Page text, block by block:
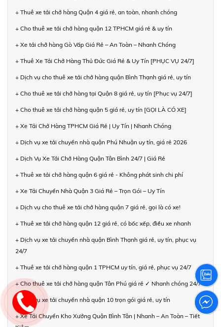
+ Thuê xe tải chở hàng Quận 4 giá rẻ, an toàn, nhanh chóng
+ Cho thuê xe tải chở hàng quận 12 TPHCM giá rẻ & uy tín
+ Xe tải chở hàng Gò Vấp Giá Rẻ – An Toàn – Nhanh Chóng
+ Thuê Xe Tải Chở Hàng Thủ Đức Giá Rẻ & Uy Tín [PHỤC VỤ 24/7]
+ Dịch vụ cho thuê xe tải chở hàng quận Bình Thạnh giá rẻ, uy tín
+ Cho thuê xe tải chở hàng tại Quận 8 giá rẻ, uy tín [Phục vụ 24/7]
+ Cho thuê xe tải chở hàng quận 5 giá rẻ, uy tín [GỌI LÀ CÓ XE]
+ Xe Tải Chở Hàng TPHCM Giá Rẻ | Uy Tín | Nhanh Chóng
+ Dịch vụ xe tải chuyển nhà quận Phú Nhuận uy tín, giá rẻ 2026
+ Dịch Vụ Xe Tải Chở Hàng Quận Tân Bình 24/7 | Giá Rẻ
+ Thuê xe tải chở hàng quận 6 giá rẻ - Không phát sinh chi phí
+ Xe Tải Chuyển Nhà Quận 3 Giá Rẻ – Trọn Gói – Uy Tín
+ Dịch vụ cho thuê xe tải chở hàng quận 7 giá rẻ, gọi là có xe!
+ Thuê xe tải chở hàng quận 12 giá rẻ, có bốc xếp, điều xe nhanh
+ Dịch vụ xe tải chuyển nhà quận Bình Thạnh giá rẻ, uy tín, phục vụ
24/7
+ Thuê xe tải chở hàng quận 1 TPHCM uy tín, giá rẻ, phục vụ 24/7
+ Cho thuê xe tải chở hàng quận Tân Phú giá rẻ ✓ Nhanh chóng 24/7
+ Dịch vụ xe tải chuyển nhà quận 10 trọn gói giá rẻ, uy tín
+ Xe Tải Chuyển Kho Xưởng Quận Bình Tân | Nhanh – An Toàn – Tiết